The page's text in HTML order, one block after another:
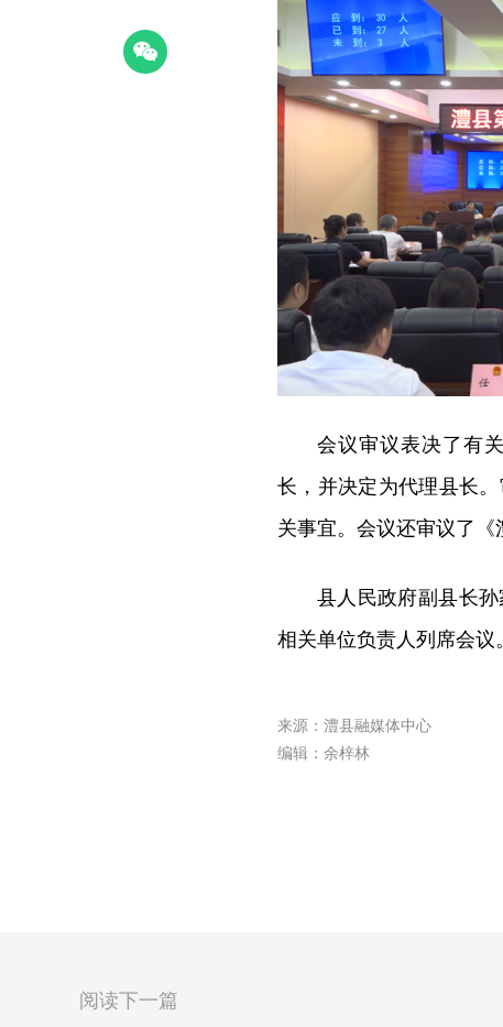
会议审议表决了有
长，并决定为代理县长
关事宜。会议还审议了《
县人民政府副县长
相关单位负责人列席会议。
来源：澧县融媒体中心
编辑：余梓林
阅读下一篇